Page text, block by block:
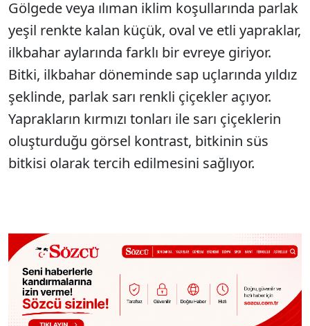
Gölgede veya ılıman iklim koşullarında parlak
yeşil renkte kalan küçük, oval ve etli yapraklar,
ilkbahar aylarında farklı bir evreye giriyor.
Bitki, ilkbahar döneminde sap uçlarında yıldız
şeklinde, parlak sarı renkli çiçekler açıyor.
Yaprakların kırmızı tonları ile sarı çiçeklerin
oluşturduğu görsel kontrast, bitkinin süs
bitkisi olarak tercih edilmesini sağlıyor.